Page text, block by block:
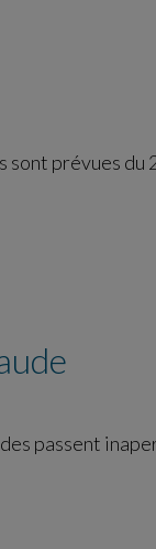
prévues du
passent